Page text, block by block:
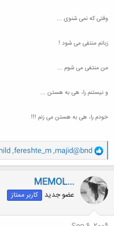
وقتی که نمی شنوی ...
زبانم منتفی می شود !
من منتفی می شوم ...
و نیستنم را، هی به هستن ...
خودم را، هی به هستن می زنم !!!
و
ا
ک
ن
ش
ه
ا
majid@bnd
,
fereshte_m
,
MEMOL...
عضو جدید کاربر ممتاز